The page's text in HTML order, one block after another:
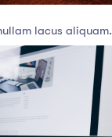
lacus aliquam.